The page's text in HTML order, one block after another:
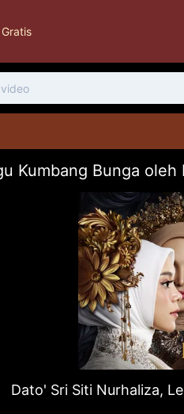
Kumbang Bunga
Dato' Sri Siti Nurhaliza,